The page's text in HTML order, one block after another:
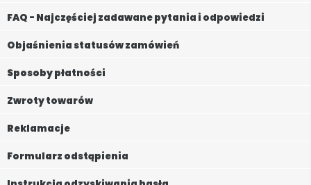
FAQ - Najczęściej zadawane pytania i odpowiedzi
Objaśnienia statusów zamówień
Sposoby płatności
Zwroty towarów
Reklamacje
Formularz odstąpienia